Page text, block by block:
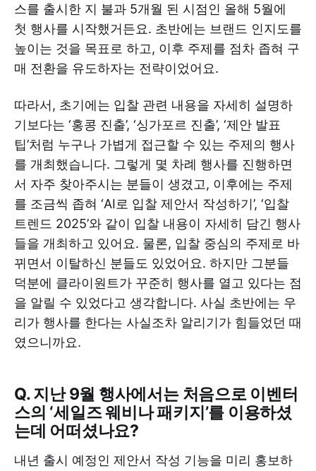
스를 출시한 지 불과 5개월 된 시점인 올해 5월에
첫 행사를 시작했거든요. 초반에는 브랜드 인지도를
높이는 것을 목표로 하고, 이후 주제를 점차 좁혀 구
매 전환을 유도하자는 전략이었어요.
따라서, 초기에는 입찰 관련 내용을 자세히 설명하
기보다는 ‘홍콩 진출’, ‘싱가포르 진출’, ‘제안 발표
팁’처럼 누구나 가볍게 접근할 수 있는 주제의 행사
를 개최했습니다. 그렇게 몇 차례 행사를 진행하면
서 자주 찾아주시는 분들이 생겼고, 이후에는 주제
를 조금씩 좁혀 ‘AI로 입찰 제안서 작성하기’, ‘입찰
트렌드 2025’와 같이 입찰 내용이 자세히 담긴 행사
들을 개최하고 있어요. 물론, 입찰 중심의 주제로 바
뀌면서 이탈하신 분들도 있었어요. 하지만 그분들
덕분에 클라이원트가 꾸준히 행사를 열고 있다는 점
을 알릴 수 있었다고 생각합니다. 사실 초반에는 우
리가 행사를 한다는 사실조차 알리기가 힘들었던 때
였으니까요.
Q. 지난 9월 행사에서는 처음으로 이벤터
스의 ‘세일즈 웨비나 패키지’를 이용하셨
는데 어떠셨나요?
내년 출시 예정인 제안서 작성 기능을 미리 홍보하